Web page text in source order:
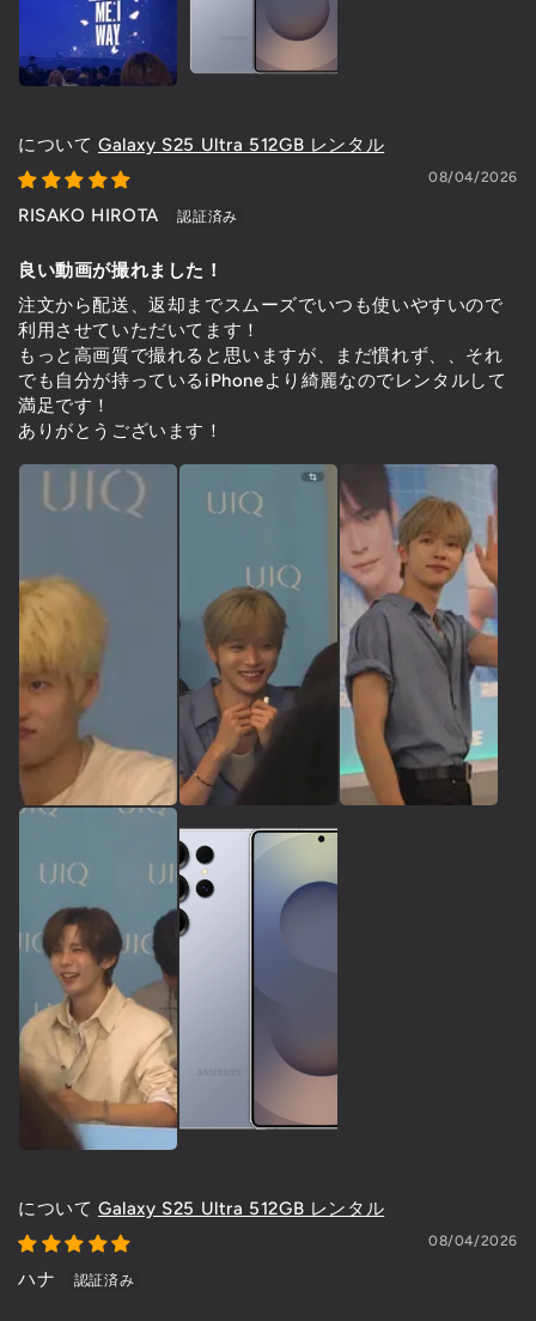
Galaxy S25 Ultra 512GB レンタル
08/04/2026
RISAKO HIROTA
良い動画が撮れました！
注文から配送、返却までスムーズでいつも使いやすいので
利用させていただいてます！
もっと高画質で撮れると思いますが、まだ慣れず、、それ
でも自分が持っているiPhoneより綺麗なのでレンタルして
満足です！
ありがとうございます！
Galaxy S25 Ultra 512GB レンタル
08/04/2026
ハナ